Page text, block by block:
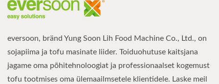
eversoon, bränd Yung Soon Lih Food Machine Co., Ltd., on
sojapiima ja tofu masinate liider. Toiduohutuse kaitsjana
jagame oma põhitehnoloogiat ja professionaalset kogemust
tofu tootmises oma ülemaailmsetele klientidele. Laske meil